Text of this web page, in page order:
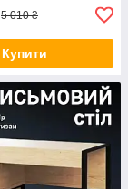
5 010 ₴
Купити